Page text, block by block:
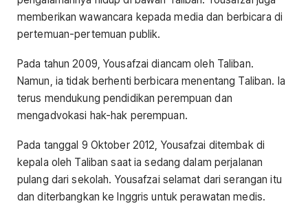
memberikan wawancara kepada media dan berbicara di
pertemuan-pertemuan publik.
Pada tahun 2009, Yousafzai diancam oleh Taliban.
Namun, ia tidak berhenti berbicara menentang Taliban. Ia
terus mendukung pendidikan perempuan dan
mengadvokasi hak-hak perempuan.
Pada tanggal 9 Oktober 2012, Yousafzai ditembak di
kepala oleh Taliban saat ia sedang dalam perjalanan
pulang dari sekolah. Yousafzai selamat dari serangan itu
dan diterbangkan ke Inggris untuk perawatan medis.